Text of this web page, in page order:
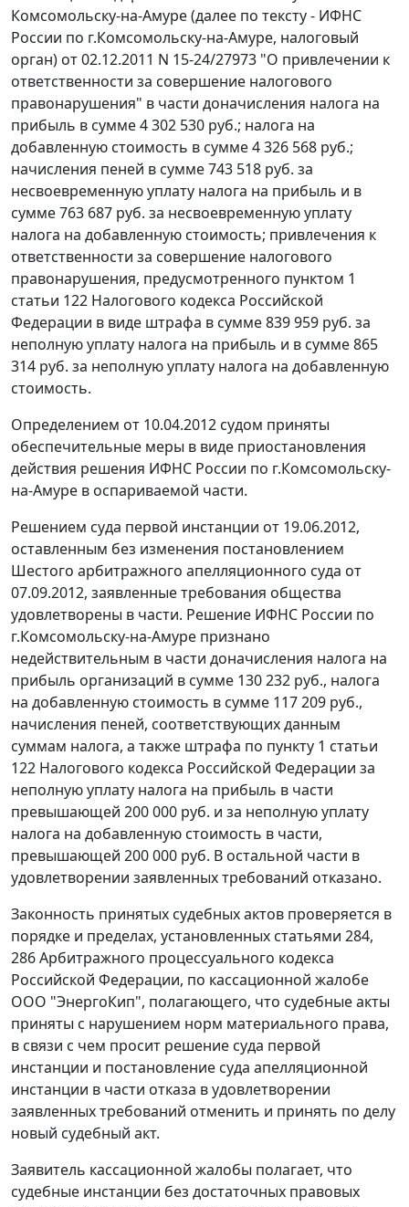
Комсомольску-на-Амуре (далее по тексту - ИФНС
России по г.Комсомольску-на-Амуре, налоговый
орган) от 02.12.2011 N 15-24/27973 "О привлечении к
ответственности за совершение налогового
правонарушения" в части доначисления налога на
прибыль в сумме 4 302 530 руб.; налога на
добавленную стоимость в сумме 4 326 568 руб.;
начисления пеней в сумме 743 518 руб. за
несвоевременную уплату налога на прибыль и в
сумме 763 687 руб. за несвоевременную уплату
налога на добавленную стоимость; привлечения к
ответственности за совершение налогового
правонарушения, предусмотренного пунктом 1
статьи 122 Налогового кодекса Российской
Федерации в виде штрафа в сумме 839 959 руб. за
неполную уплату налога на прибыль и в сумме 865
314 руб. за неполную уплату налога на добавленную
стоимость.
Определением от 10.04.2012 судом приняты
обеспечительные меры в виде приостановления
действия решения ИФНС России по г.Комсомольску-
на-Амуре в оспариваемой части.
Решением суда первой инстанции от 19.06.2012,
оставленным без изменения постановлением
Шестого арбитражного апелляционного суда от
07.09.2012, заявленные требования общества
удовлетворены в части. Решение ИФНС России по
г.Комсомольску-на-Амуре признано
недействительным в части доначисления налога на
прибыль организаций в сумме 130 232 руб., налога
на добавленную стоимость в сумме 117 209 руб.,
начисления пеней, соответствующих данным
суммам налога, а также штрафа по пункту 1 статьи
122 Налогового кодекса Российской Федерации за
неполную уплату налога на прибыль в части
превышающей 200 000 руб. и за неполную уплату
налога на добавленную стоимость в части,
превышающей 200 000 руб. В остальной части в
удовлетворении заявленных требований отказано.
Законность принятых судебных актов проверяется в
порядке и пределах, установленных статьями 284,
286Арбитражного процессуального кодекса
Российской Федерации, по кассационной жалобе
ООО "ЭнергоКип", полагающего, что судебные акты
приняты с нарушением норм материального права,
в связи с чем просит решение суда первой
инстанции и постановление суда апелляционной
инстанции в части отказа в удовлетворении
заявленных требований отменить и принять по делу
новый судебный акт.
Заявитель кассационной жалобы полагает, что
судебные инстанции без достаточных правовых